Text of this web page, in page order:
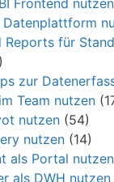
Datenplattform
Reports für
zur
Team nutzen
nutzen (54)
nutzen (14)
als Portal nutzen
als DWH nutzen